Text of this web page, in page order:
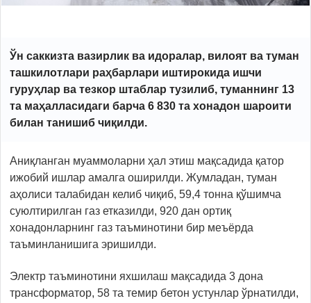
Ўн саккизта вазирлик ва идоралар, вилоят ва туман
ташкилотлари раҳбарлари иштирокида ишчи
гуруҳлар ва тезкор штаблар тузилиб, туманнинг 13
та маҳалласидаги барча 6 830 та хонадон шароити
билан танишиб чиқилди.
Аниқланган муаммоларни ҳал этиш мақсадида қатор
ижобий ишлар амалга оширилди. Жумладан, туман
аҳолиси талабидан келиб чиқиб, 59,4 тонна қўшимча
суюлтирилган газ етказилди, 920 дан ортиқ
хонадонларнинг газ таъминотини бир меъёрда
таъминланишига эришилди.
Электр таъминотини яхшилаш мақсадида 3 дона
трансформатор, 58 та темир бетон устунлар ўрнатилди,